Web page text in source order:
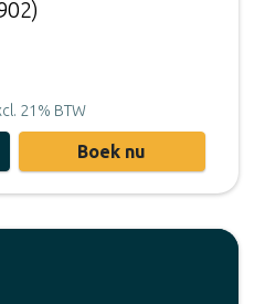
21% BTW
Boek nu